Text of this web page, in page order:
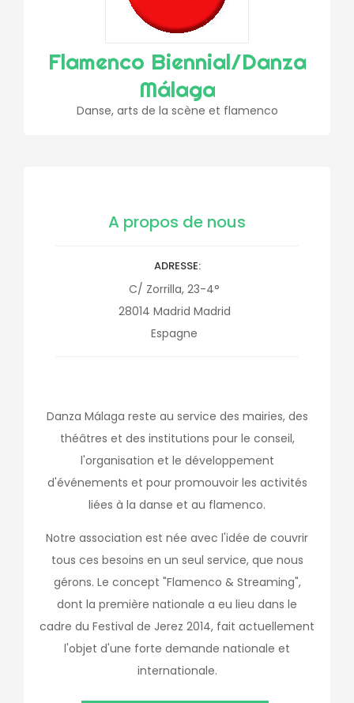
Flamenco Biennial/Danza
Málaga
Danse, arts de la scène et flamenco
A propos de nous
ADRESSE
C/ Zorrilla, 23-4°
28014 Madrid Madrid
Espagne
Danza Málaga reste au service des mairies, des
théâtres et des institutions pour le conseil,
l'organisation et le développement
d'événements et pour promouvoir les activités
liées à la danse et au flamenco.
Notre association est née avec l'idée de couvrir
tous ces besoins en un seul service, que nous
gérons. Le concept "Flamenco & Streaming",
dont la première nationale a eu lieu dans le
cadre du Festival de Jerez 2014, fait actuellement
l'objet d'une forte demande nationale et
internationale.